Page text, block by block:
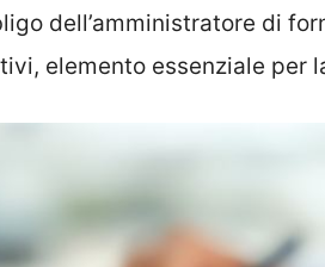
dell’amministratore di
elemento essenziale per